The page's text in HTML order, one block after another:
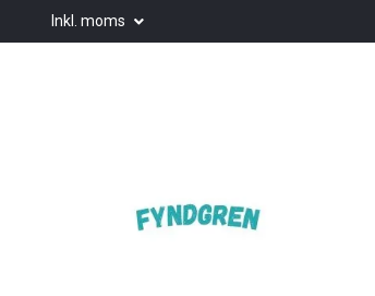
Inkl. moms